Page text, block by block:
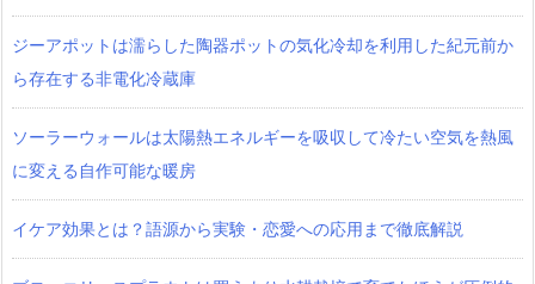
ジーアポットは濡らした陶器ポットの気化冷却を利用した紀元前か
ら存在する非電化冷蔵庫
ソーラーウォールは太陽熱エネルギーを吸収して冷たい空気を熱風
に変える自作可能な暖房
イケア効果とは？語源から実験・恋愛への応用まで徹底解説